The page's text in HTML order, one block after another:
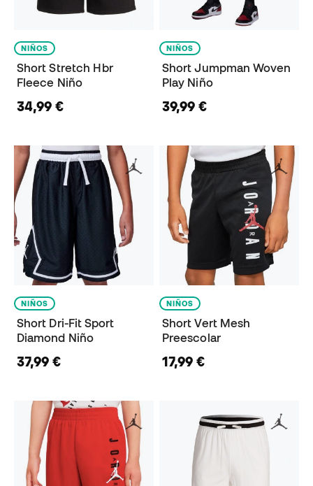
NIÑOS
Short Stretch Hbr
Fleece Niño
34,99 €
NIÑOS
Short Jumpman Woven
Play Niño
39,99 €
NIÑOS
Short Dri-Fit Sport
Diamond Niño
37,99 €
NIÑOS
Short Vert Mesh
Preescolar
17,99 €